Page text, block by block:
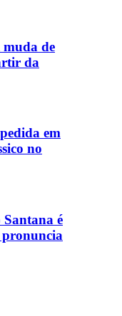
muda de
da
em
no
é
pronuncia